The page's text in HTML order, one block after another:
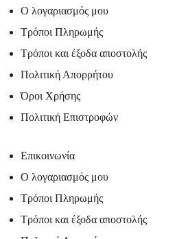
Ο λογαριασμός μου
Τρόποι Πληρωμής
Τρόποι και έξοδα αποστολής
Πολιτική Απορρήτου
Όροι Χρήσης
Πολιτική Επιστροφών
Επικοινωνία
Ο λογαριασμός μου
Τρόποι Πληρωμής
Τρόποι και έξοδα αποστολής